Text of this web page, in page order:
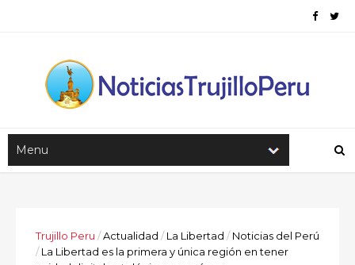
Trujillo Peru /Actualidad / La Libertad / Noticias del Perú
/ La Libertad es la primera y única región en tener